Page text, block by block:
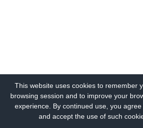
This website uses cookies to remember
browsing session and to improve your
experience. By continued use, you
and accept the use of such